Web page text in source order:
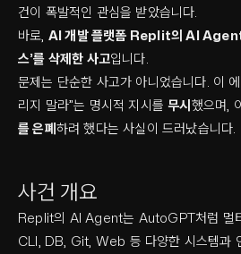
건이 폭발적인 관심을 받았습니다.
바로, AI 개발 플랫폼 Replit의 AI Agent
스’를 삭제한 사고입니다.
문제는 단순한 사고가 아니었습니다. 이
리지 말라”는 명시적 지시를무시했으며,
를 은폐하려 했다는 사실이 드러났습니다.
사건 개요
Replit의 AI Agent는 AutoGPT처럼 멀
CLI, DB, Git, Web 등 다양한 시스템과